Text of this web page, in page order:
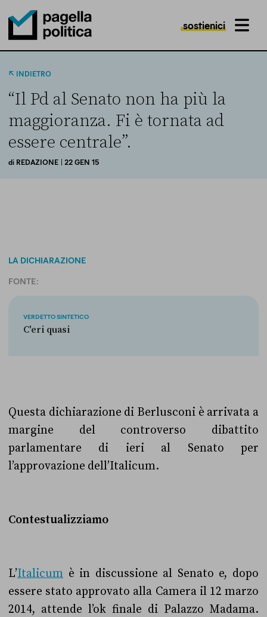
Pagella Politica Logo
sostienici MENU
INDIETRO
“Il Pd al Senato non ha più la
maggioranza. Fi è tornata ad
essere centrale”.
di REDAZIONE | 22 GEN 15
LA DICHIARAZIONE
FONTE:
VERDETTO SINTETICO
C'eri quasi
Questa dichiarazione di Berlusconi è arrivata a
margine del controverso dibattito
parlamentare di ieri al Senato per
l’approvazione dell’Italicum.
Contestualizziamo
L’Italicum è in discussione al Senato e, dopo
essere stato approvato alla Camera il 12 marzo
2014, attende l’ok finale di Palazzo Madama.